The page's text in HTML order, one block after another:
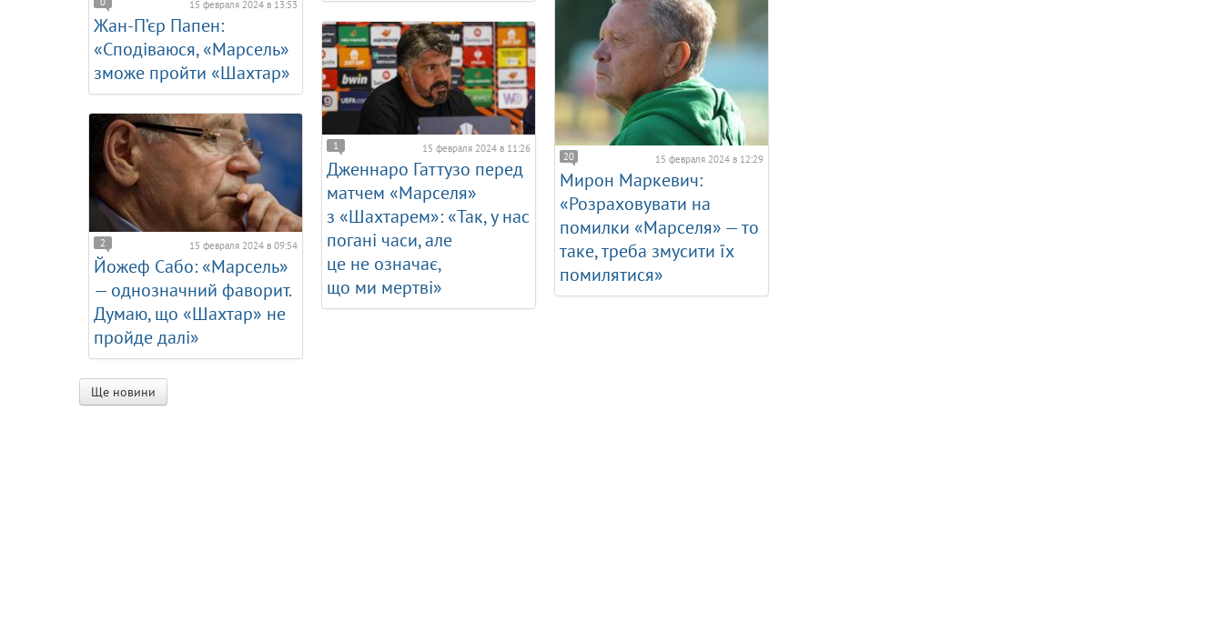
15 февраля 2024 в 13:53
Жан-П’єр Папен:
«Сподіваюся, «Марсель»
зможе пройти «Шахтар»
20 15 февраля 2024 в 12:29
Мирон Маркевич:
«Розраховувати на
помилки «Марселя» — то
таке, треба змусити їх
помилятися»
1 15 февраля 2024 в 11:26
Дженнаро Гаттузо перед
матчем «Марселя»
з «Шахтарем»: «Так, у нас
погані часи, але
це не означає,
що ми мертві»
2 15 февраля 2024 в 09:54
Йожеф Сабо: «Марсель»
— однозначний фаворит.
Думаю, що «Шахтар» не
пройде далі»
Ще новини